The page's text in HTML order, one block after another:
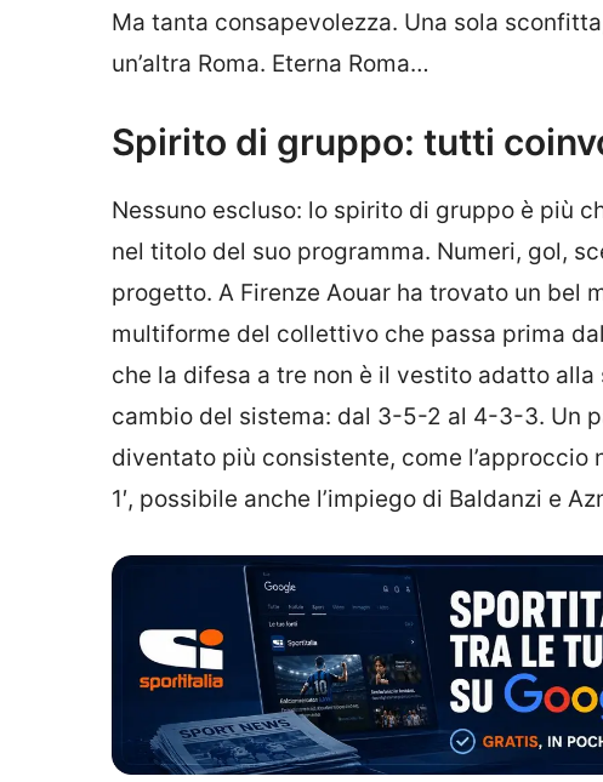
Ma tanta consapevolezza. Una sola
un’altra Roma. Eterna Roma…
Spirito di gruppo: tutti
Nessuno escluso: lo spirito di gruppo è più
nel titolo del suo programma. Numeri, gol,
progetto. A Firenze Aouar ha trovato un
multiforme del collettivo che passa prima
che la difesa a tre non è il vestito adatto
cambio del sistema: dal 3-5-2 al 4-3-3. Un
diventato più consistente, come
1′, possibile anche l’impiego di Baldanzi e